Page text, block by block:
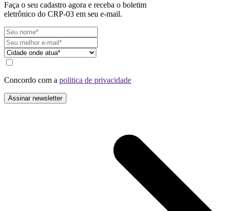
Faça o seu cadastro agora e receba o boletim
eletrônico do CRP-03 em seu e-mail.
Concordo com a politica de privacidade